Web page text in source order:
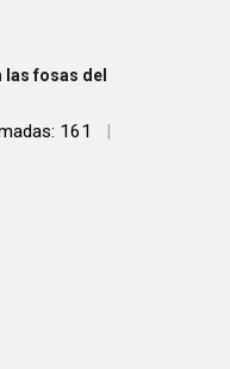
fosas del
161
|